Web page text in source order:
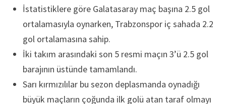
İstatistiklere göre Galatasaray maç başına 2.5 gol
ortalamasıyla oynarken, Trabzonspor iç sahada 2.2
gol ortalamasına sahip.
İki takım arasındaki son 5 resmi maçın 3’ü 2.5 gol
barajının üstünde tamamlandı.
Sarı kırmızılılar bu sezon deplasmanda oynadığı
büyük maçların çoğunda ilk golü atan taraf olmayı